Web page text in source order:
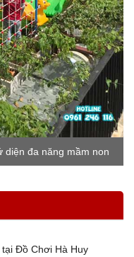
diện đa năng mầm non
Xem thêm
Đồ Chơi Hà Huy